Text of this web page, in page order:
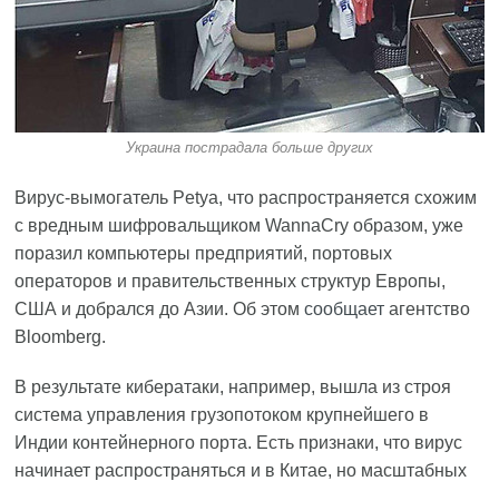
Украина пострадала больше других
Вирус-вымогатель Petya, что распространяется схожим
с вредным шифровальщиком WannaCry образом, уже
поразил компьютеры предприятий, портовых
операторов и правительственных структур Европы,
США и добрался до Азии. Об этомсообщает агентство
Bloomberg.
В результате кибератаки, например, вышла из строя
система управления грузопотоком крупнейшего в
Индии контейнерного порта. Есть признаки, что вирус
начинает распространяться и в Китае, но масштабных